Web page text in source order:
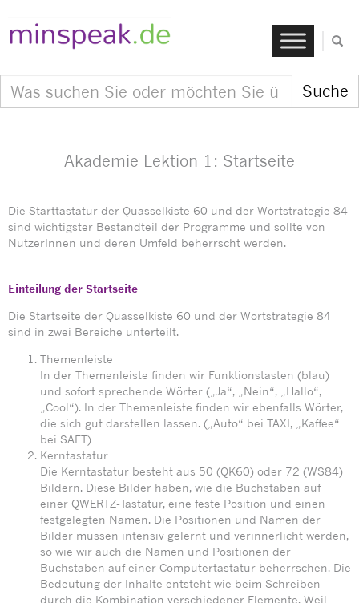
Akademie Lektion 1: Startseite
Die Starttastatur der Quasselkiste 60 und der Wortstrategie 84
sind wichtigster Bestandteil der Programme und sollte von
NutzerInnen und deren Umfeld beherrscht werden.
Einteilung der Startseite
Die Startseite der Quasselkiste 60 und der Wortstrategie 84
sind in zwei Bereiche unterteilt.
Themenleiste
In der Themenleiste finden wir Funktionstasten (blau)
und sofort sprechende Wörter („Ja“, „Nein“, „Hallo“,
„Cool“). In der Themenleiste finden wir ebenfalls Wörter,
die sich gut darstellen lassen. („Auto“ bei TAXI, „Kaffee“
bei SAFT)
Kerntastatur
Die Kerntastatur besteht aus 50 (QK60) oder 72 (WS84)
Bildern. Diese Bilder haben, wie die Buchstaben auf
einer QWERTZ-Tastatur, eine feste Position und einen
festgelegten Namen. Die Positionen und Namen der
Bilder müssen intensiv gelernt und verinnerlicht werden,
so wie wir auch die Namen und Positionen der
Buchstaben auf einer Computertastatur beherrschen. Die
Bedeutung der Inhalte entsteht wie beim Schreiben
durch die Kombination verschiedener Elemente. Weil